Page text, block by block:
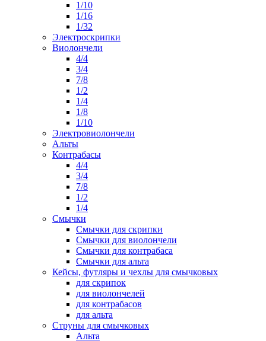
1/10
1/16
1/32
Электроскрипки
Виолончели
4/4
3/4
7/8
1/2
1/4
1/8
1/10
Электровиолончели
Альты
Контрабасы
4/4
3/4
7/8
1/2
1/4
Смычки
Смычки для скрипки
Смычки для виолончели
Смычки для контрабаса
Смычки для альта
Кейсы, футляры и чехлы для смычковых
для скрипок
для виолончелей
для контрабасов
для альта
Струны для смычковых
Альта